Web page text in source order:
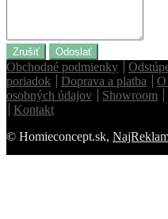
Zrušiť Odoslať
Obchodné podmienky
poriadok
Doprava a platba O
osobných údajov
Showroom
Kontakt
© Homieconcept.sk,